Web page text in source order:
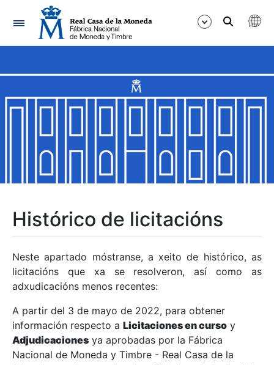
Navegación
Mostrar/Ocultar
Mostrar/Ocultar
Mostrar/Ocultar
Mostrar/Ocultar
Mostrar/Ocultar
Mostrar/Ocultar
Histórico de licitacións
Neste apartado móstranse, a xeito de histórico, as
licitacións que xa se resolveron, así como as
adxudicacións menos recentes:
A partir del 3 de mayo de 2022, para obtener
información respecto a Licitaciones en curso y
Adjudicaciones ya aprobadas por la Fábrica
Nacional de Moneda y Timbre - Real Casa de la